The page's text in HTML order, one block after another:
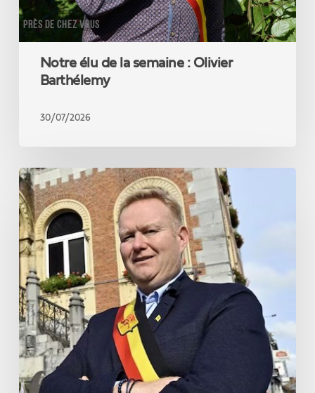
PRÈS DE CHEZ VOUS
Notre élu de la semaine : Olivier
Barthélemy
30/07/2026
Notre
élu
de
la
semaine
:
Julien
Defaux